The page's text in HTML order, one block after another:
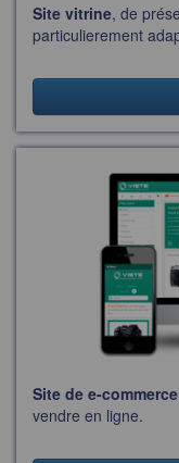
Site vitrine, de
particulierement
Site de e-commerce
vendre en ligne.